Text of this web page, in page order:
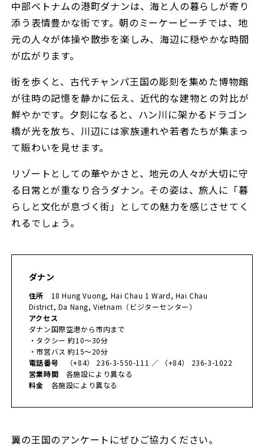
中部ベトナムの港町ダナンは、海と人の暮らしが寄り
添う表情豊かな街です。朝のミーケービーチでは、地
元の人々が体操や散歩を楽しみ、海辺に穏やかな時間
が広がります。
街を歩くと、古代チャンパ王国の彫刻を集めた博物館
が往時の記憶を静かに伝え、近代的な建物との対比が
鮮やかです。夕刻になると、ハン川に架かるドラゴン
橋が光を放ち、川辺には家族連れや若者たちが集まっ
て賑わいを見せます。
リゾートとしての華やかさと、地元の人々が大切に守
る日常とが重なり合うダナン。その姿は、旅人に「暮
らしと文化が息づく街」としての魅力を感じさせてく
れるでしょう。
ダナン
住所 18 Hung Vuong, Hai Chau 1 Ward, Hai Chau
District, Da Nang, Vietnam（ビジターセンター）
アクセス
ダナン国際空港から市内まで
・タクシー 約10〜30分
・市営バス 約15〜20分
電話番号 （+84） 236-3-550-111 ／ （+84） 236-3-1022
営業時間 各施設により異なる
料金 各施設により異なる
翼の王国のアンケートにぜひご協力ください。